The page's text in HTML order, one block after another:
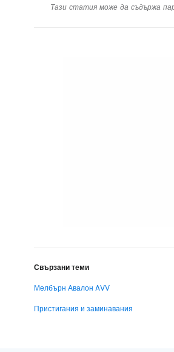
Тази статия може да съдържа
Свързани теми
Мелбърн Авалон AVV
Пристигания и заминавания